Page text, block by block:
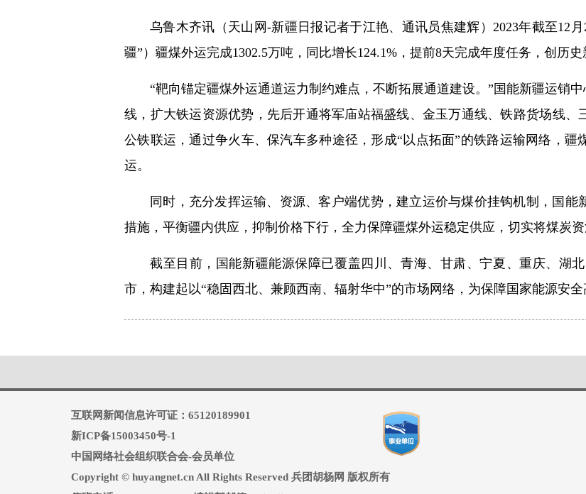
乌鲁木齐讯（ 天山网-新疆日报记者于江艳、通讯员焦建辉）2023年截至12
疆”）疆煤外运完成1302.5万吨，同比增长124.1%，提前8天完成年度任务，创历史
“靶向锚定疆煤外运通道运力制约难点，不断拓展通道建设。”国能新疆运销
线，扩大铁运资源优势，先后开通将军庙站福盛线、金玉万通线、铁路货场线
公铁联运，通过争火车、保汽车多种途径，形成“以点拓面”的铁路运输网络，
运。
同时，充分发挥运输、资源、客户端优势，建立运价与煤价挂钩机制，国
措施，平衡疆内供应，抑制价格下行，全力保障疆煤外运稳定供应，切实将煤炭资
截至目前，国能新疆能源保障已覆盖四川、青海、甘肃、宁夏、重庆、湖
市，构建起以“稳固西北、兼顾西南、辐射华中”的市场网络，为保障国家能源安全
互联网新闻信息许可证：65120189901
新ICP备15003450号-1
中国网络社会组织联合会-会员单位
Copyright © huyangnet.cn All Rights Reserved 兵团胡杨网 版权所有